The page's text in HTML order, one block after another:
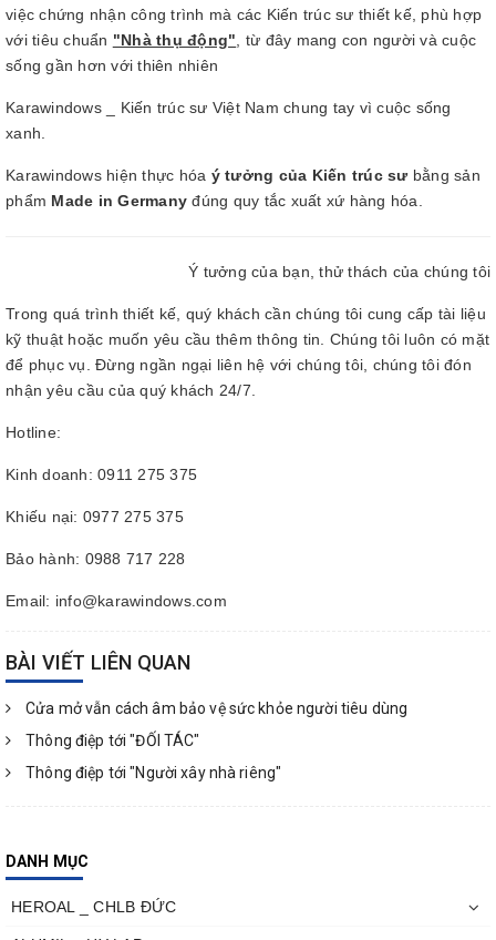
việc chứng nhận công trình mà các Kiến trúc sư thiết kế, phù hợp
với tiêu chuẩn "Nhà thụ động" , từ đây mang con người và cuộc
sống gần hơn với thiên nhiên
Karawindows _ Kiến trúc sư Việt Nam chung tay vì cuộc sống
xanh.
Karawindows hiện thực hóa ý tưởng của Kiến trúc sư bằng sản
phẩm Made in Germanyđúng quy tắc xuất xứ hàng hóa.
Ý tưởng của bạn, thử thách của chúng tôi
Trong quá trình thiết kế, quý khách cần chúng tôi cung cấp tài liệu
kỹ thuật hoặc muốn yêu cầu thêm thông tin. Chúng tôi luôn có mặt
để phục vụ. Đừng ngần ngại liên hệ với chúng tôi, chúng tôi đón
nhận yêu cầu của quý khách 24/7.
Hotline:
Kinh doanh: 0911 275 375
Khiếu nại: 0977 275 375
Bảo hành: 0988 717 228
Email: info@karawindows.com
BÀI VIẾT LIÊN QUAN
Cửa mở vẫn cách âm bảo vệ sức khỏe người tiêu dùng
Thông điệp tới "ĐỐI TÁC"
Thông điệp tới "Người xây nhà riêng"
DANH MỤC
HEROAL _ CHLB ĐỨC